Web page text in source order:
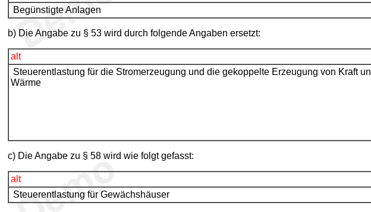
Begünstigte Anlagen
b) Die Angabe zu § 53 wird durch folgende Angaben ersetzt:
alt
Steuerentlastung für die Stromerzeugung und die gekoppelte Erzeugung von Kraft
Wärme
c) Die Angabe zu § 58 wird wie folgt gefasst:
alt
Steuerentlastung für Gewächshäuser